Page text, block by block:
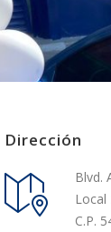
Dirección
Blvd.
Local
C.P.